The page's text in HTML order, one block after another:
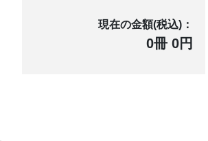
現在の金額(税込)：
0冊 0円